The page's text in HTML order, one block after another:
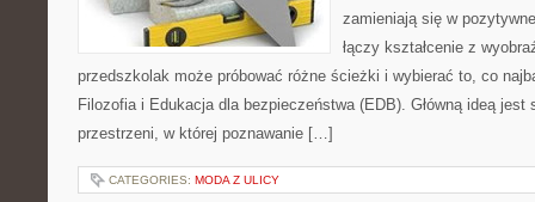
zamieniają się w
łączy kształcenie z
przedszkolak może próbować różne ścieżki i wybierać to, co
Filozofia i Edukacja dla bezpieczeństwa (EDB). Główną ideą jest
przestrzeni, w której poznawanie […]
CATEGORIES: MODA Z ULICY